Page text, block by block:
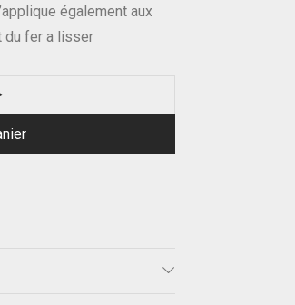
également aux
du fer a lisser